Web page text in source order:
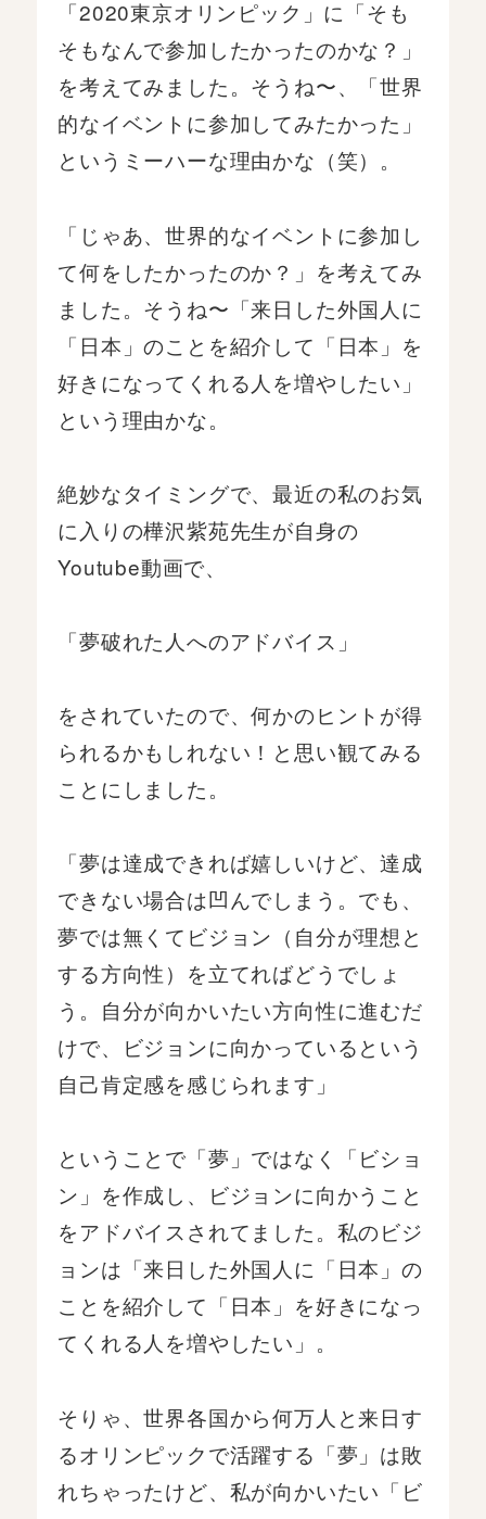
「2020東京オリンピック」に「そも
そもなんで参加したかったのかな？」
を考えてみました。そうね〜、「世界
的なイベントに参加してみたかった」
というミーハーな理由かな（笑）。
「じゃあ、世界的なイベントに参加し
て何をしたかったのか？」を考えてみ
ました。そうね〜「来日した外国人に
「日本」のことを紹介して「日本」を
好きになってくれる人を増やしたい」
という理由かな。
絶妙なタイミングで、最近の私のお気
に入りの樺沢紫苑先生が自身の
Youtube動画で、
「夢破れた人へのアドバイス」
をされていたので、何かのヒントが得
られるかもしれない！と思い観てみる
ことにしました。
「夢は達成できれば嬉しいけど、達成
できない場合は凹んでしまう。でも、
夢では無くてビジョン（自分が理想と
する方向性）を立てればどうでしょ
う。自分が向かいたい方向性に進むだ
けで、ビジョンに向かっているという
自己肯定感を感じられます」
ということで「夢」ではなく「ビショ
ン」を作成し、ビジョンに向かうこと
をアドバイスされてました。私のビジ
ョンは「来日した外国人に「日本」の
ことを紹介して「日本」を好きになっ
てくれる人を増やしたい」。
そりゃ、世界各国から何万人と来日す
るオリンピックで活躍する「夢」は敗
れちゃったけど、私が向かいたい「ビ